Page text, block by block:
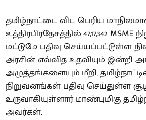
தமிழ்நாட்டை விட பெரிய
உத்திரபிரதேசத்தில் 47,17,342
மட்டுமே பதிவு செய்யப்பட்டுள்ள
அரசின் எவ்வித உதவியும் இன்றி
அழுத்தங்களையும் மீறி, தமிழ்நாட்டில்
நிறுவனங்கள் பதிவு செய்துள்ள
உருவாகியுள்ளார் மாண்புமிகு
அவர்கள்.